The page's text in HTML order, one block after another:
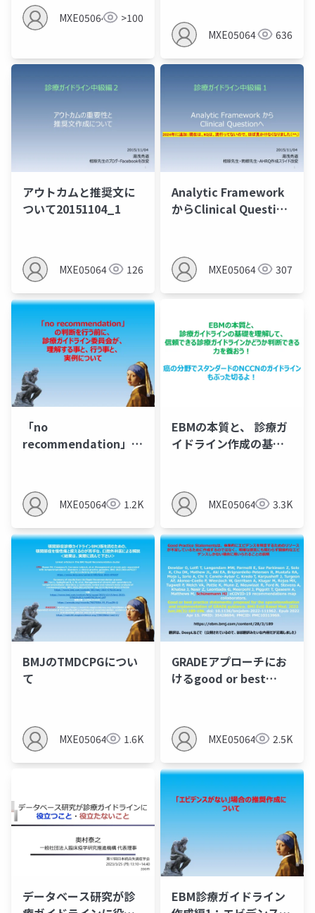
MXE05064 >100
MXE05064 636
アウトカムと推奨文に
ついて20151104_1
MXE05064 126
Analytic Framework
からClinical Question
Frameworkから
Clinical Question作る
プロセスの紹介：但し
れてないので注意）
MXE05064 307
「no
recommendation」
が、 理解する事と、行
う事と、 実例について
MXE05064 1.2K
EBMの本質と、 診療ガ
イドライン作成の基礎
どうか判断できる力を
養おう！MXE05064 3.3K
BMJのTMDCPGについ
て
MXE05064 1.6K
GRADEアプローチにお
けるgood or best
MXE05064 2.5K
データベース研究が診
EBM診療ガイドライン